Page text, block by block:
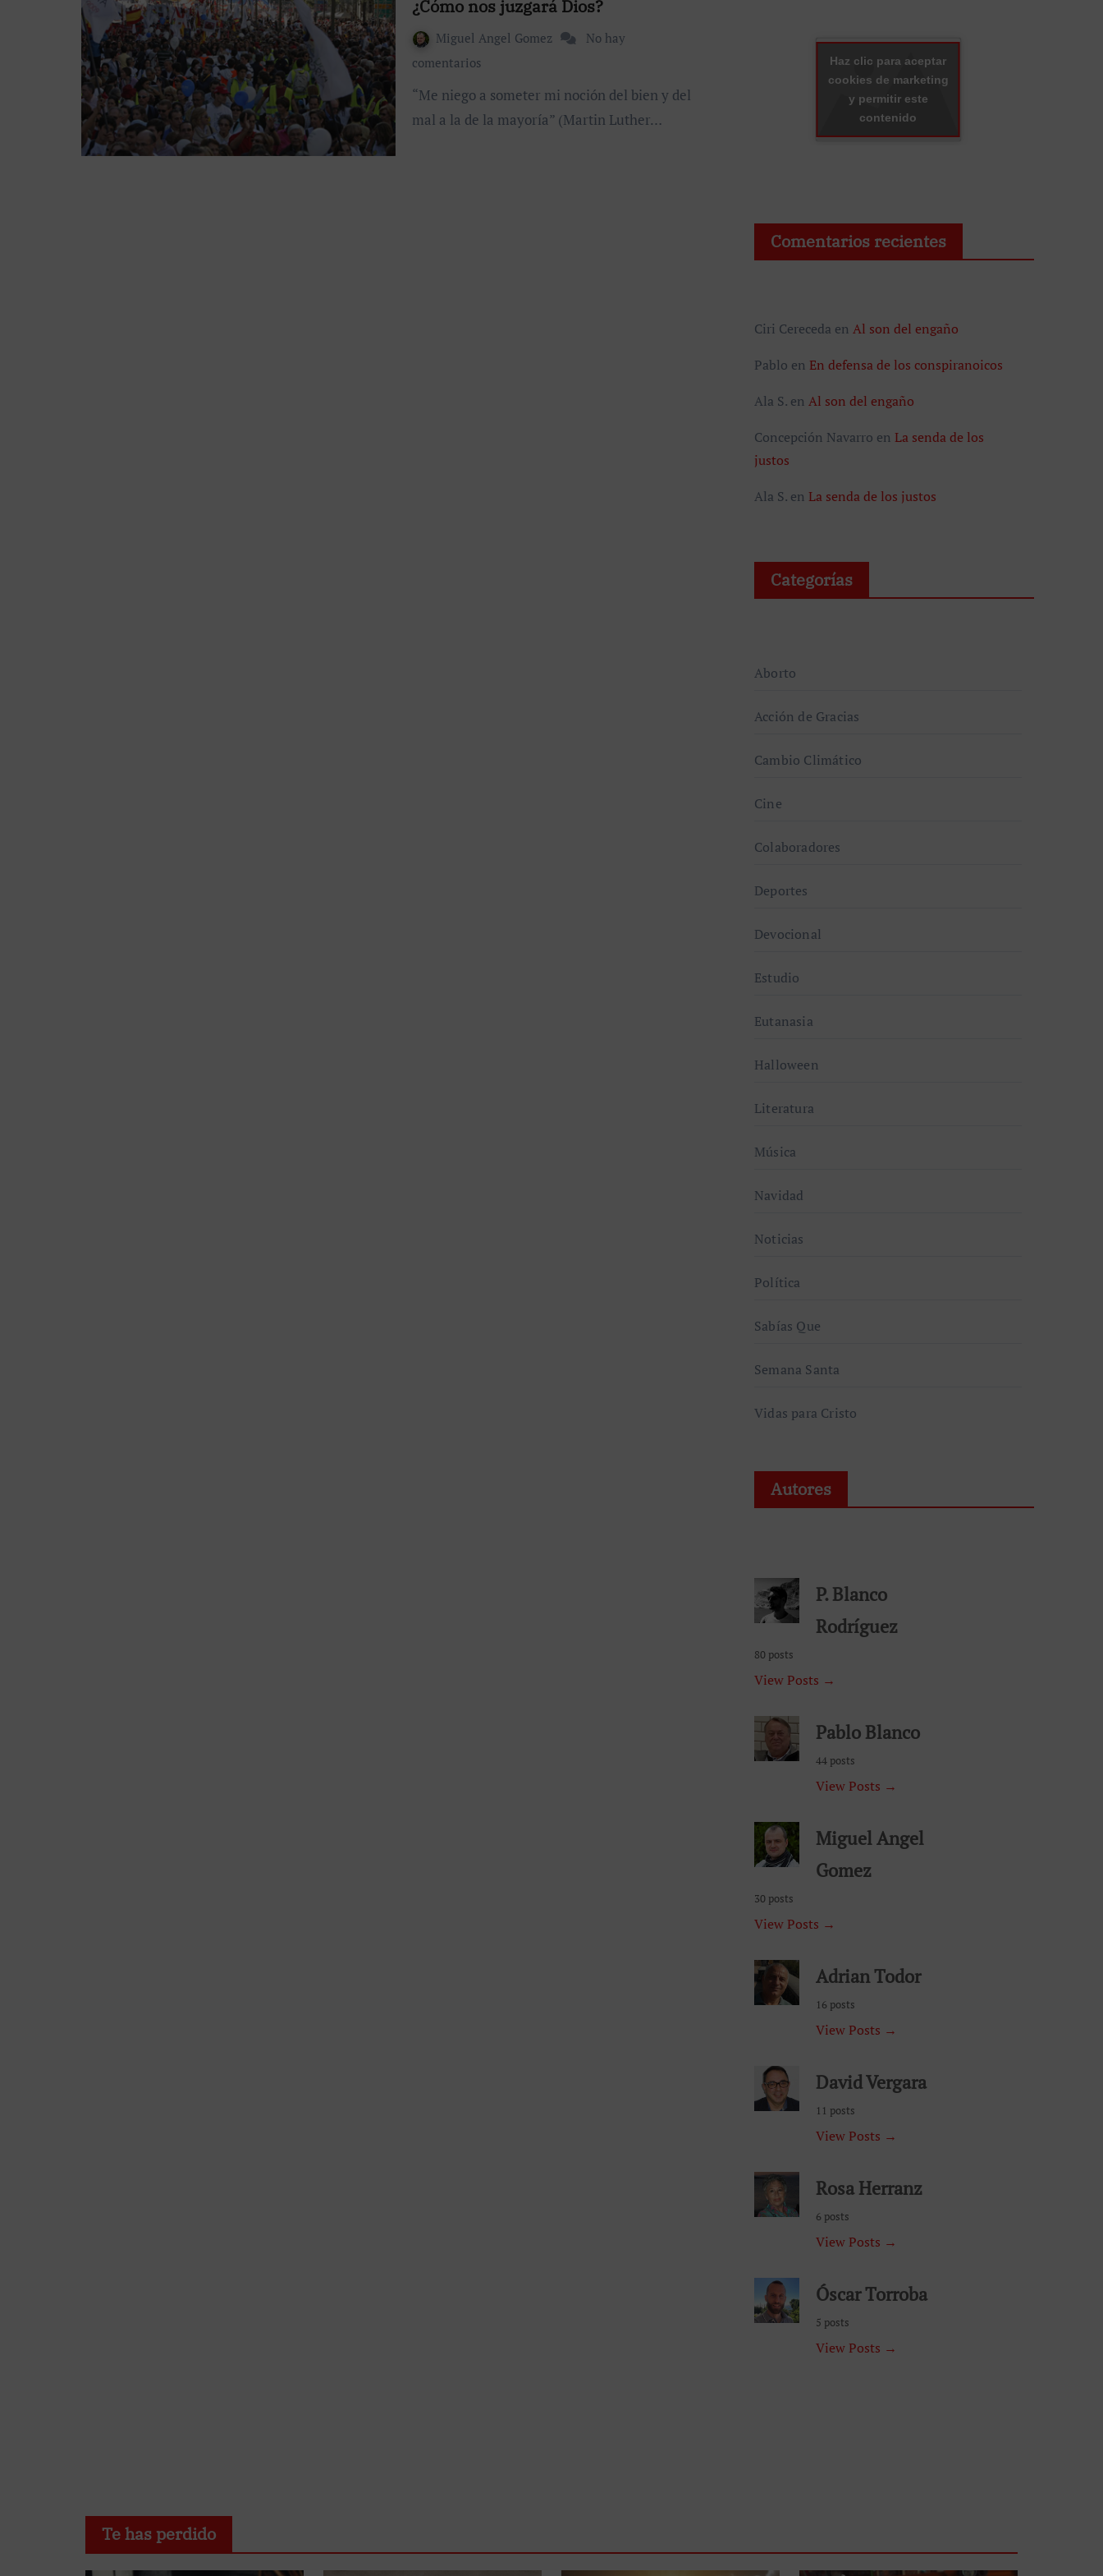
¿Cómo nos juzgará Dios?
Miguel Angel Gomez
No hay
comentarios
“Me niego a someter mi noción del bien y del
mal a la de la mayoría” (Martin Luther…
Haz clic para aceptar
cookies de marketing
y permitir este
contenido
Comentarios recientes
Ciri Cereceda en Al son del engaño
Pablo en En defensa de los conspiranoicos
Ala S. en Al son del engaño
Concepción Navarro en La senda de los
justos
Ala S. en La senda de los justos
Categorías
Aborto
Acción de Gracias
Cambio Climático
Cine
Colaboradores
Deportes
Devocional
Estudio
Eutanasia
Halloween
Literatura
Música
Navidad
Noticias
Política
Sabías Que
Semana Santa
Vidas para Cristo
Autores
P. Blanco
Rodríguez
80 posts
View Posts →
Pablo Blanco
44 posts
View Posts →
Miguel Angel
Gomez
30 posts
View Posts →
Adrian Todor
16 posts
View Posts →
David Vergara
11 posts
View Posts →
Rosa Herranz
6 posts
View Posts →
Óscar Torroba
5 posts
View Posts →
Te has perdido